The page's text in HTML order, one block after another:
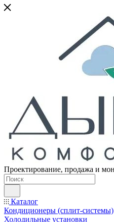
Проектирование, продажа и
Каталог
Кондиционеры (сплит-системы)
Холодильные установки